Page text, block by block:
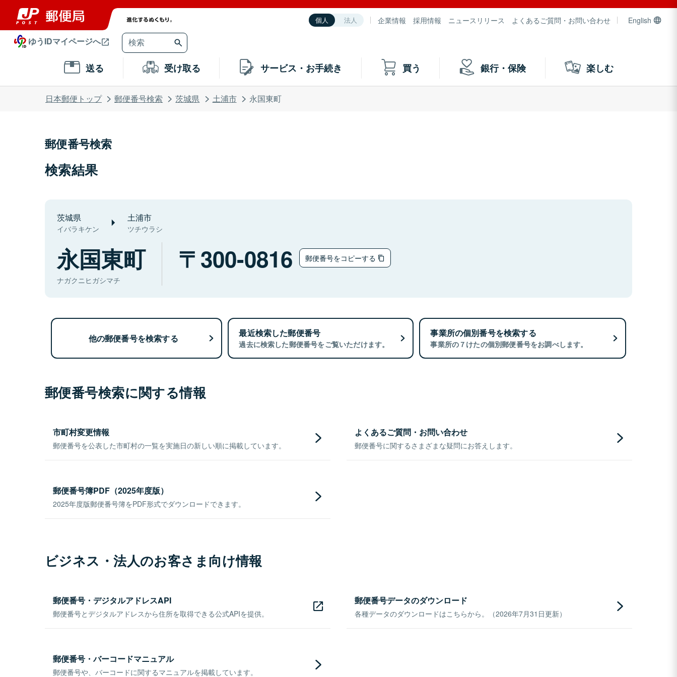
個人 法人 企業情報 採用情報 ニュースリリース よくあるご質問・お問い合わせ English
ゆうIDマイページへ
送る 受け取る サービス・お手続き 買う 銀行・保険 楽しむ
日本郵便トップ 郵便番号検索 茨城県 土浦市 永国東町
郵便番号検索
検索結果
茨城県
イバラキケン
土浦市
ツチウラシ
永国東町
ナガクニヒガシマチ
300-0816 郵便番号をコピーする
他の郵便番号を検索する 最近検索した郵便番号
過去に検索した郵便番号をご覧いただけます。
事業所の個別番号を検索する
事業所の７けたの個別郵便番号をお調べします。
郵便番号検索に関する情報
市町村変更情報
郵便番号を公表した市町村の一覧を実施日の新しい順に掲載しています。
よくあるご質問・お問い合わせ
郵便番号に関するさまざまな疑問にお答えします。
郵便番号簿PDF（2025年度版）
2025年度版郵便番号簿をPDF形式でダウンロードできます。
ビジネス・法人のお客さま向け情報
郵便番号・デジタルアドレスAPI
郵便番号とデジタルアドレスから住所を取得できる公式APIを提供。
郵便番号データのダウンロード
各種データのダウンロードはこちらから。（2026年7月31日更新）
郵便番号・バーコードマニュアル
郵便番号や、バーコードに関するマニュアルを掲載しています。